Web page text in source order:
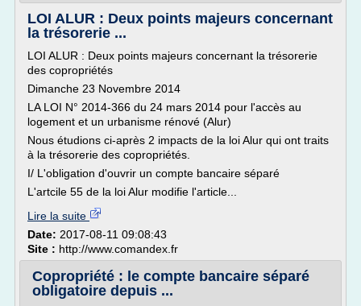
LOI ALUR : Deux points majeurs concernant
la trésorerie ...
LOI ALUR : Deux points majeurs concernant la trésorerie
des copropriétés
Dimanche 23 Novembre 2014
LA LOI N° 2014-366 du 24 mars 2014 pour l'accès au
logement et un urbanisme rénové (Alur)
Nous étudions ci-après 2 impacts de la loi Alur qui ont traits
à la trésorerie des copropriétés.
I/ L'obligation d'ouvrir un compte bancaire séparé
L'artcile 55 de la loi Alur modifie l'article...
Lire la suite
Date: 2017-08-11 09:08:43
Site : http://www.comandex.fr
Copropriété : le compte bancaire séparé
obligatoire depuis ...